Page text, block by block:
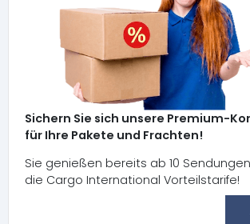
Sichern Sie sich unsere Premium-
für Ihre Pakete und Frachten!
Sie genießen bereits ab 10
die Cargo International Vorteilstarife!